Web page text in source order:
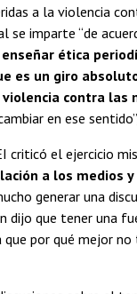
a la violencia
se imparte “de
enseñar ética
es un giro
contra
en ese
criticó el ejercicio
a los medios
generar una
dijo que tener una
por qué mejor